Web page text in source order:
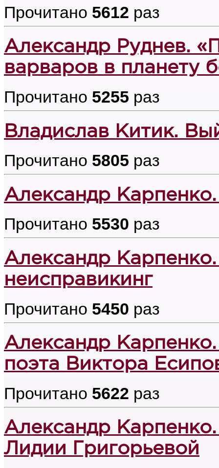
Прочитано 5612 раз
Александр Руднев.
варваров в планету
Прочитано 5255 раз
Владислав Китик.
Прочитано 5805 раз
Александр
Прочитано 5530 раз
Александр
неисправикинг
Прочитано 5450 раз
Александр
поэта Виктора
Прочитано 5622 раз
Александр
Лидии Григорьевой